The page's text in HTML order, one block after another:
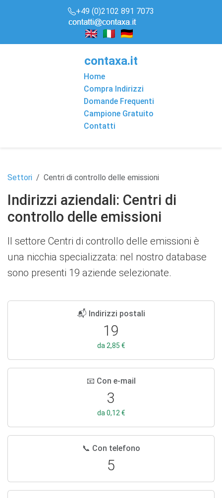
+49 (0)2102 891 7073
contaxa.it
Home
Compra Indirizzi
Domande Frequenti
Campione Gratuito
Contatti
Settori Centri di controllo delle emissioni
Indirizzi aziendali: Centri di
controllo delle emissioni
Il settore Centri di controllo delle emissioni è
una nicchia specializzata: nel nostro database
sono presenti 19 aziende selezionate.
📬 Indirizzi postali
19
da 2,85 €
📧 Con e-mail
3
da 0,12 €
📞 Con telefono
5